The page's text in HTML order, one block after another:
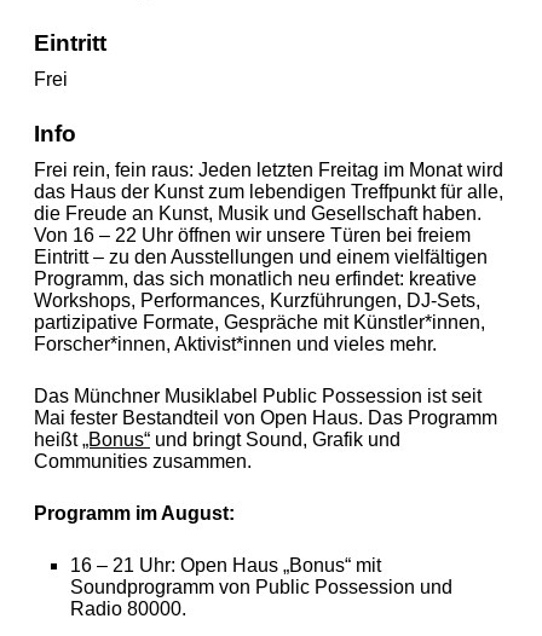
Eintritt
Frei
Info
Frei rein, fein raus: Jeden letzten Freitag im Monat wird
das Haus der Kunst zum lebendigen Treffpunkt für alle,
die Freude an Kunst, Musik und Gesellschaft haben.
Von 16 – 22 Uhr öffnen wir unsere Türen bei freiem
Eintritt – zu den Ausstellungen und einem vielfältigen
Programm, das sich monatlich neu erfindet: kreative
Workshops, Performances, Kurzführungen, DJ-Sets,
partizipative Formate, Gespräche mit Künstler*innen,
Forscher*innen, Aktivist*innen und vieles mehr.
Das Münchner Musiklabel Public Possession ist seit
Mai fester Bestandteil von Open Haus. Das Programm
heißt„Bonus“ und bringt Sound, Grafik und
Communities zusammen.
Programm im August:
16 – 21 Uhr: Open Haus „Bonus“ mit
Soundprogramm von Public Possession und
Radio 80000.